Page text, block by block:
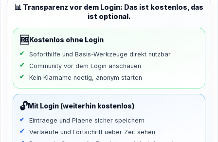
📊 Transparenz vor dem Login: Das ist kostenlos, das
ist optional.
🆓 Kostenlos ohne Login
Soforthilfe und Basis-Werkzeuge direkt nutzbar
Community vor dem Login anschauen
Kein Klarname noetig, anonym starten
🔓Mit Login (weiterhin kostenlos)
Eintraege und Plaene sicher speichern
Verlaeufe und Fortschritt ueber Zeit sehen